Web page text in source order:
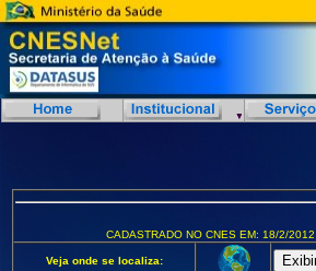
CADASTRADO NO CNES EM: 18/2/2012
Veja onde se localiza: